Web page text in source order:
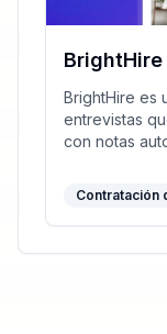
BrightHire
BrightHire es
entrevistas
con notas
Contratación